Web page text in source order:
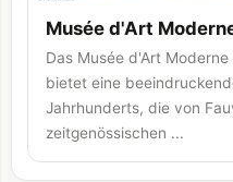
Musée d'Art
Das Musée d'Art
bietet eine
Jahrhunderts, die von
zeitgenössischen ...